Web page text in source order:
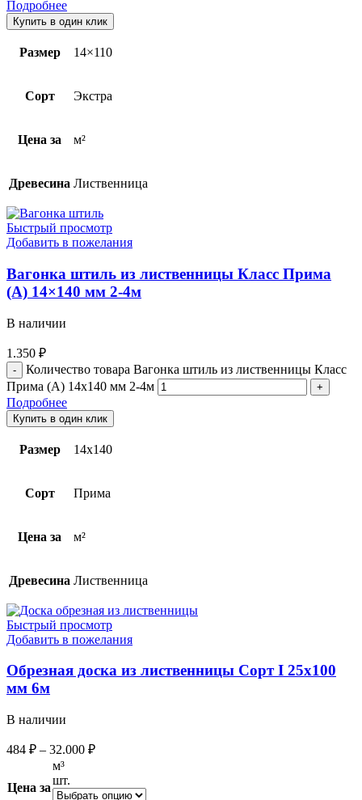
Подробнее
Купить в один клик
Размер 14×110
Сорт Экстра
Цена за м²
Древесина Лиственница
Быстрый просмотр
Добавить в пожелания
Вагонка штиль из лиственницы Класс Прима
(А) 14×140 мм 2-4м
В наличии
1.350 ₽
Количество товара Вагонка штиль из лиственницы Класс
Прима (А) 14x140 мм 2-4м
Подробнее
Купить в один клик
Размер 14х140
Сорт Прима
Цена за м²
Древесина Лиственница
Быстрый просмотр
Добавить в пожелания
Обрезная доска из лиственницы Сорт I 25х100
мм 6м
В наличии
484 ₽ – 32.000 ₽
Цена за
м³
шт.